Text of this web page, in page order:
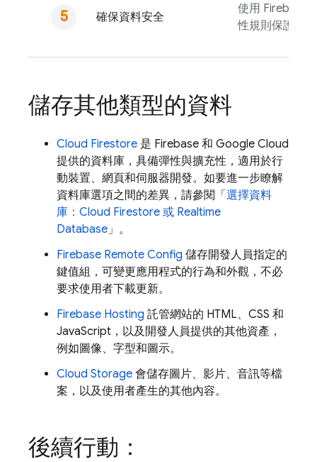
確保資料安全
使用 Firebase
性規則保護資
儲存其他類型的資料
Cloud Firestore 是 Firebase 和 Google Cloud
提供的資料庫，具備彈性與擴充性，適用於行
動裝置、網頁和伺服器開發。如要進一步瞭解
資料庫選項之間的差異，請參閱「 選擇資料
庫： Cloud Firestore 或 Realtime
Database」。
Firebase Remote Config 儲存開發人員指定的
鍵值組，可變更應用程式的行為和外觀，不必
要求使用者下載更新。
Firebase Hosting 託管網站的 HTML、CSS 和
JavaScript，以及開發人員提供的其他資產，
例如圖像、字型和圖示。
Cloud Storage 會儲存圖片、影片、音訊等檔
案，以及使用者產生的其他內容。
後續行動：